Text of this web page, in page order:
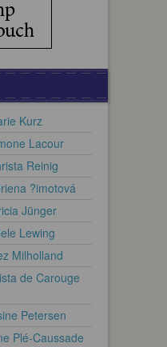
Kurz
Lacour
Reinig
?imotová
Jünger
Lewing
Milholland
de Carouge
Petersen
Plé-Caussade